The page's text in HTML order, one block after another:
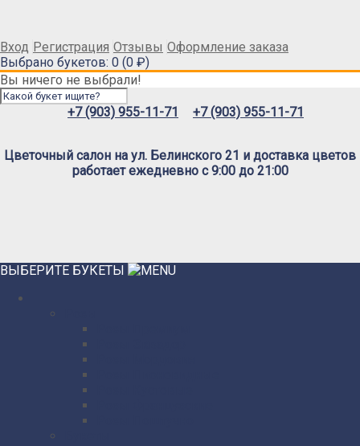
Вход Регистрация Отзывы Оформление заказа
Выбрано букетов: 0 (0 ₽)
Вы ничего не выбрали!
+7 (903) 955-11-71 +7 (903) 955-11-71
Цветочный салон на ул. Белинского 21 и доставка цветов
работает ежедневно с 9:00 до 21:00
ВЫБЕРИТЕ БУКЕТЫ